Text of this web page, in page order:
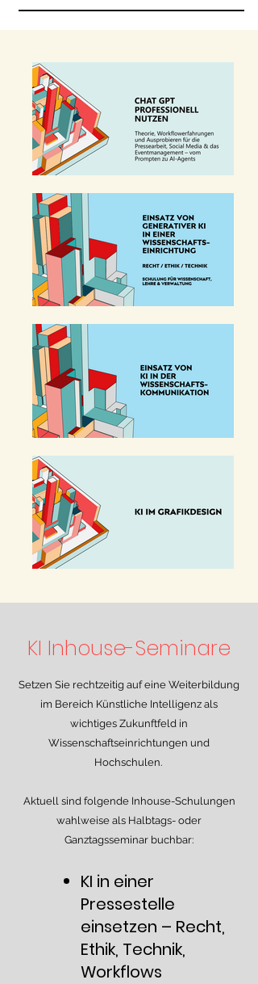
KI Inhouse-Seminare
Setzen Sie rechtzeitig auf eine Weiterbildung
im Bereich Künstliche Intelligenz als
wichtiges Zukunftfeld in
Wissenschaftseinrichtungen und
Hochschulen.
Aktuell sind folgende Inhouse-Schulungen
wahlweise als Halbtags- oder
Ganztagsseminar buchbar:
KI in einer
Pressestelle
einsetzen – Recht,
Ethik, Technik,
Workflows